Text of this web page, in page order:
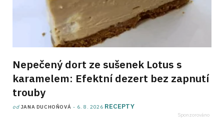
Nepečený dort ze sušenek Lotus s
karamelem: Efektní dezert bez zapnutí
trouby
od JANA DUCHOŇOVÁ 6. 8. 2026 RECEPTY